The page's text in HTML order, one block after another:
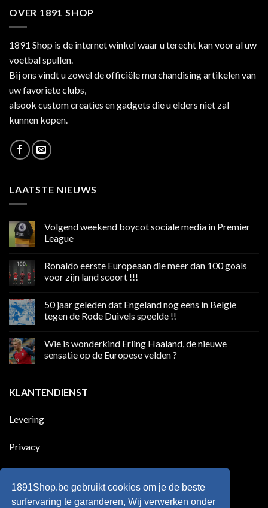
OVER 1891 SHOP
1891 Shop is de internet winkel waar u terecht kan voor al uw
voetbal spullen.
Bij ons vindt u zowel de officiële merchandising artikelen van
uw favoriete clubs,
alsook custom creaties en gadgets die u elders niet zal
kunnen kopen.
LAATSTE NIEUWS
Volgend weekend boycot sociale media in Premier
League
op
weekend
media
in
Premier
Ronaldo eerste Europeaan die meer dan 100 goals
voor zijn land scoort !!!
op
Ronaldo
eerste
meer
100
land
scoort
50 jaar geleden dat Engeland nog eens in Belgie
tegen de Rode Duivels speelde !!
op
jaar
nog
eens
tegen
Wie is wonderkind Erling Haaland, de nieuwe
sensatie op de Europese velden ?
Wie
is
Haaland,
Europese
?
KLANTENDIENST
Levering
Privacy
Retourneren
1891Shop.be gebruikt cookies om je de beste
surfervaring te garanderen, Wij verwerken onder